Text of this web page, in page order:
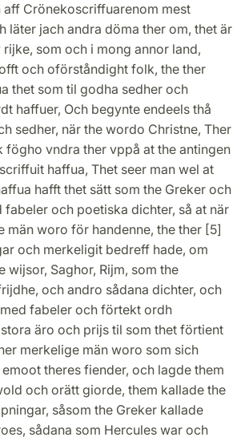
aff Crönekoscriffuarenom mest
läter jach andra döma ther om, thet är
som och i mong annor land,
och oförståndight folk, the ther
thet som til godha sedher och
haffuer, Och begynte endeels thå
sedher, när the wordo Christne, Ther
fögho vndra ther vppå at the antingen
haffua, Thet seer man wel at
hafft thet sätt som the Greker och
fabeler och poetiska dichter, så at när
män woro för handenne, the ther [5]
och merkeligit bedreff hade, om
wijsor, Saghor, Rijm, som the
och andro sådana dichter, och
fabeler och förtekt ordh
äro och prijs til som thet förtient
merkelige män woro som sich
theres fiender, och lagde them
och orätt giorde, them kallade the
såsom the Greker kallade
sådana som Hercules war och